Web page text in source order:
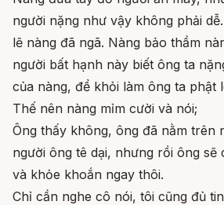
người nặng như vậy không phải
lẽ nàng đã ngã. Nàng bảo thầm
người bất hạnh này biết ông ta
của nàng, để khỏi làm ông ta phật
Thế nên nàng mỉm cười và nói;
Ông thấy không, ông đã nằm trên
người ông tê dại, nhưng rồi ông sẽ
và khỏe khoắn ngay thôi.
Chỉ cần nghe cô nói, tôi cũng đủ